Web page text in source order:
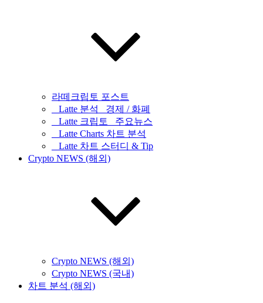
라떼크립토 포스트
_ Latte 분석 _경제 / 화폐
_ Latte 크립토 _주요뉴스
_ Latte Charts 차트 분석
_ Latte 차트 스터디 & Tip
Crypto NEWS (해외)
Crypto NEWS (해외)
Crypto NEWS (국내)
차트 분석 (해외)